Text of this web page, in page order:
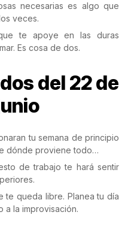
necesarias es algo que
veces.
te apoye en las duras
Es cosa de dos.
del 22 de
tu semana de principio
dónde proviene todo…
de trabajo te hará sentir
te queda libre. Planea tu día
a la improvisación.